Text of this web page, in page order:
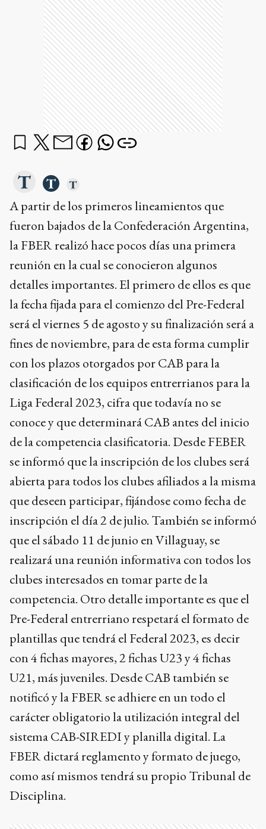
A partir de los primeros lineamientos que
fueron bajados de la Confederación Argentina,
la FBER realizó hace pocos días una primera
reunión en la cual se conocieron algunos
detalles importantes. El primero de ellos es que
la fecha fijada para el comienzo del Pre-Federal
será el viernes 5 de agosto y su finalización será a
fines de noviembre, para de esta forma cumplir
con los plazos otorgados por CAB para la
clasificación de los equipos entrerrianos para la
Liga Federal 2023, cifra que todavía no se
conoce y que determinará CAB antes del inicio
de la competencia clasificatoria. Desde FEBER
se informó que la inscripción de los clubes será
abierta para todos los clubes afiliados a la misma
que deseen participar, fijándose como fecha de
inscripción el día 2 de julio. También se informó
que el sábado 11 de junio en Villaguay, se
realizará una reunión informativa con todos los
clubes interesados en tomar parte de la
competencia. Otro detalle importante es que el
Pre-Federal entrerriano respetará el formato de
plantillas que tendrá el Federal 2023, es decir
con 4 fichas mayores, 2 fichas U23 y 4 fichas
U21, más juveniles. Desde CAB también se
notificó y la FBER se adhiere en un todo el
carácter obligatorio la utilización integral del
sistema CAB-SIREDI y planilla digital. La
FBER dictará reglamento y formato de juego,
como así mismos tendrá su propio Tribunal de
Disciplina.